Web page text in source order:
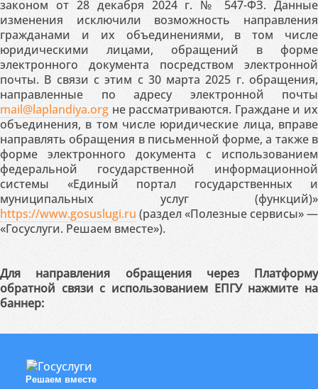
законом от 28 декабря 2024 г. № 547-ФЗ. Данные
изменения исключили возможность направления
гражданами и их объединениями, в том числе
юридическими лицами, обращений в форме
электронного документа посредством электронной
почты. В связи с этим с 30 марта 2025 г. обращения,
направленные по адресу электронной почты
mail@laplandiya.org не рассматриваются. Граждане и их
объединения, в том числе юридические лица, вправе
направлять обращения в письменной форме, а также в
форме электронного документа с использованием
федеральной государственной информационной
системы «Единый портал государственных и
муниципальных услуг (функций)»
https://www.gosuslugi.ru (раздел «Полезные сервисы» —
«Госуслуги. Решаем вместе»).
Для направления обращения через Платформу
обратной связи с использованием ЕПГУ нажмите на
баннер:
Решаем вместе